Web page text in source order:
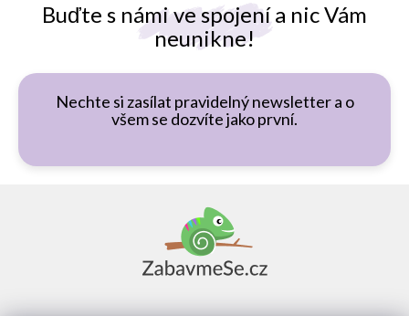
Buďte s námi ve spojení a nic Vám
neunikne!
Nechte si zasílat pravidelný newsletter a o
všem se dozvíte jako první.